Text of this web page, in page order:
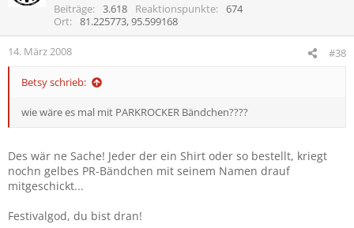
Beiträge
3.618 Reaktionspunkte
674
Ort
81.225773, 95.599168
14. März 2008 #38
Betsy schrieb:
wie wäre es mal mit PARKROCKER Bändchen????
Des wär ne Sache! Jeder der ein Shirt oder so bestellt, kriegt
nochn gelbes PR-Bändchen mit seinem Namen drauf
mitgeschickt...
Festivalgod, du bist dran!